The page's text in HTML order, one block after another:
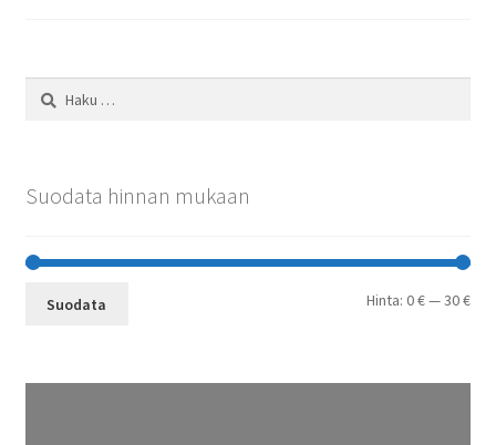
Haku:
Suodata hinnan mukaan
Suodata Hinta:0 €—30 €